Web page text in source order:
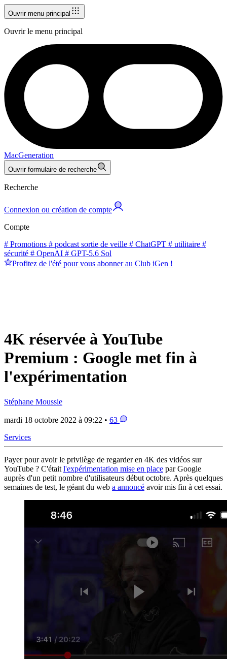
Ouvrir menu principal
Ouvrir le menu principal
MacGeneration
Ouvrir formulaire de recherche
Recherche
Connexion ou création de compte
Compte
# Promotions # podcast sortie de veille # ChatGPT # utilitaire #
sécurité # OpenAI # GPT-5.6 Sol
Profitez de l'été pour vous abonner au Club iGen !
4K réservée à YouTube
Premium : Google met fin à
l'expérimentation
Stéphane Moussie
mardi 18 octobre 2022 à 09:22 • 63
Services
Payer pour avoir le privilège de regarder en 4K des vidéos sur
YouTube ? C'était l'expérimentation mise en place par Google
auprès d'un petit nombre d'utilisateurs début octobre. Après quelques
semaines de test, le géant du web a annoncé avoir mis fin à cet essai.